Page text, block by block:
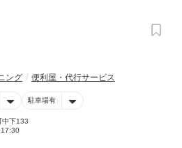
ング 便利屋・代行サービス
駐車場有
中下133